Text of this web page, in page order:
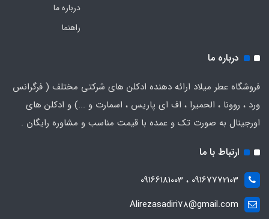
درباره ما
راهنما
درباره ما
فروشگاه عطر میلاد ارائه دهنده ادکلن های شرکتی مختلف ( فرگرانس
ورد ، روونا ، الحمیرا ، اف ای پاریس ، اسمارت و ...) و ادکلن های
اورجینال به صورت تک و عمده با قیمت مناسب و مشاوره رایگان .
ارتباط با ما
09167772103 ، 09166181003
Alirezasadiri78@gmail.com